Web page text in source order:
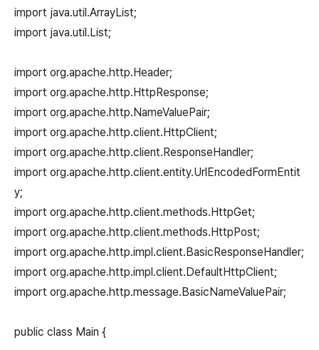
import java.util.ArrayList;
import java.util.List;
import org.apache.http.Header;
import org.apache.http.HttpResponse;
import org.apache.http.NameValuePair;
import org.apache.http.client.HttpClient;
import org.apache.http.client.ResponseHandler;
import org.apache.http.client.entity.UrlEncodedFormEntit
y;
import org.apache.http.client.methods.HttpGet;
import org.apache.http.client.methods.HttpPost;
import org.apache.http.impl.client.BasicResponseHandler;
import org.apache.http.impl.client.DefaultHttpClient;
import org.apache.http.message.BasicNameValuePair;
public class Main {